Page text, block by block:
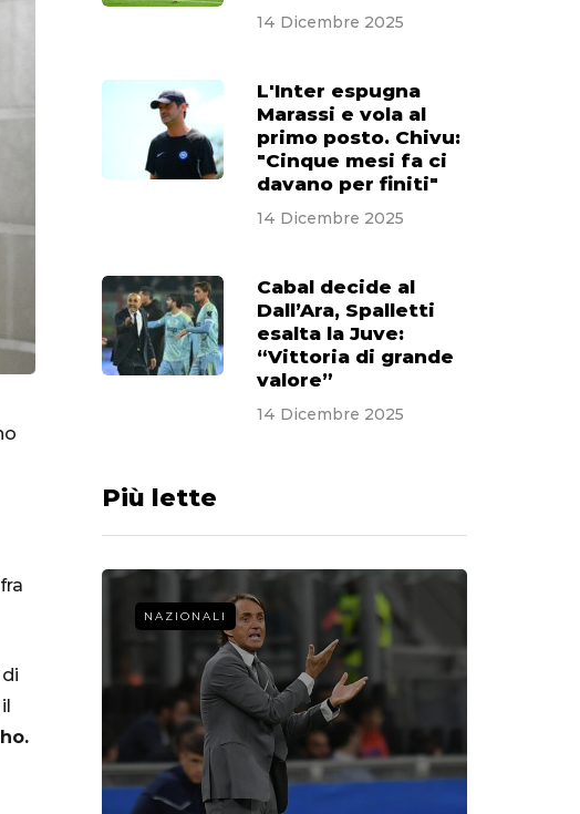
14 Dicembre 2025
L'Inter espugna
Marassi e vola al
primo posto. Chivu:
"Cinque mesi fa ci
davano per finiti"
14 Dicembre 2025
Cabal decide al
Dall’Ara, Spalletti
esalta la Juve:
“Vittoria di grande
valore”
14 Dicembre 2025
Più lette
NAZIONALI